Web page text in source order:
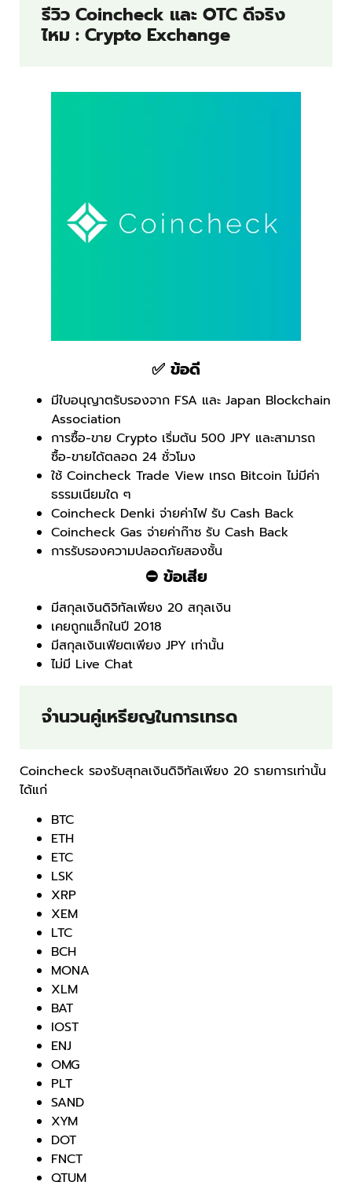
รีวิว Coincheck และ OTC ดีจริง
ไหม : Crypto Exchange
✅ ข้อดี
มีใบอนุญาตรับรองจาก FSA และ Japan Blockchain
Association
การซื้อ-ขาย Crypto เริ่มต้น 500 JPY และสามารถ
ซื้อ-ขายได้ตลอด 24 ชั่วโมง
ใช้ Coincheck Trade View เทรด Bitcoin ไม่มีค่า
ธรรมเนียมใด ๆ
Coincheck Denki จ่ายค่าไฟ รับ Cash Back
Coincheck Gas จ่ายค่าก๊าซ รับ Cash Back
การรับรองความปลอดภัยสองชั้น
⛔ข้อเสีย
มีสกุลเงินดิจิทัลเพียง 20 สกุลเงิน
เคยถูกแฮ็กในปี 2018
มีสกุลเงินเฟียตเพียง JPY เท่านั้น
ไม่มี Live Chat
จำนวนคู่เหรียญในการเทรด
Coincheck รองรับสุกลเงินดิจิทัลเพียง 20 รายการเท่านั้น
ได้แก่
BTC
ETH
ETC
LSK
XRP
XEM
LTC
BCH
MONA
XLM
BAT
IOST
ENJ
OMG
PLT
SAND
XYM
DOT
FNCT
QTUM